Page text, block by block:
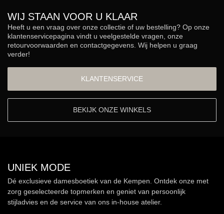
WIJ STAAN VOOR U KLAAR
Heeft u een vraag over onze collectie of uw bestelling? Op onze
klantenservicepagina vindt u veelgestelde vragen, onze
retourvoorwaarden en contactgegevens. Wij helpen u graag
verder!
KLANTENSERVICE
BEKIJK ONZE WINKELS
UNIEK MODE
Dé exclusieve damesboetiek van de Kempen. Ontdek onze met
zorg geselecteerde topmerken en geniet van persoonlijk
stijladvies en de service van ons in-house atelier.